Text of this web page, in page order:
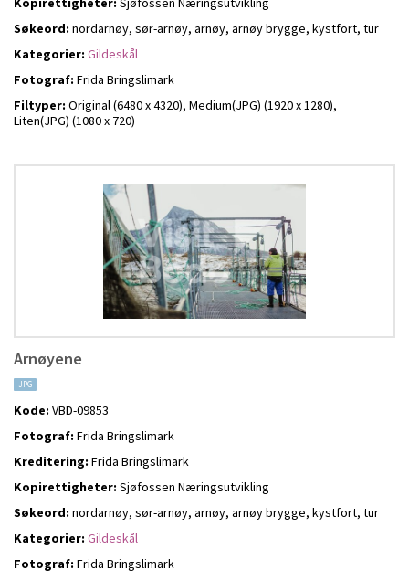
Søkeord: nordarnøy, sør-arnøy, arnøy, arnøy brygge, kystfort, tur
Kategorier: Gildeskål
Fotograf: Frida Bringslimark
Filtyper: Original (6480 x 4320), Medium(JPG) (1920 x 1280),
Liten(JPG) (1080 x 720)
Arnøyene
JPG
Kode: VBD-09853
Fotograf: Frida Bringslimark
Kreditering: Frida Bringslimark
Kopirettigheter: Sjøfossen Næringsutvikling
Søkeord: nordarnøy, sør-arnøy, arnøy, arnøy brygge, kystfort, tur
Kategorier: Gildeskål
Fotograf: Frida Bringslimark